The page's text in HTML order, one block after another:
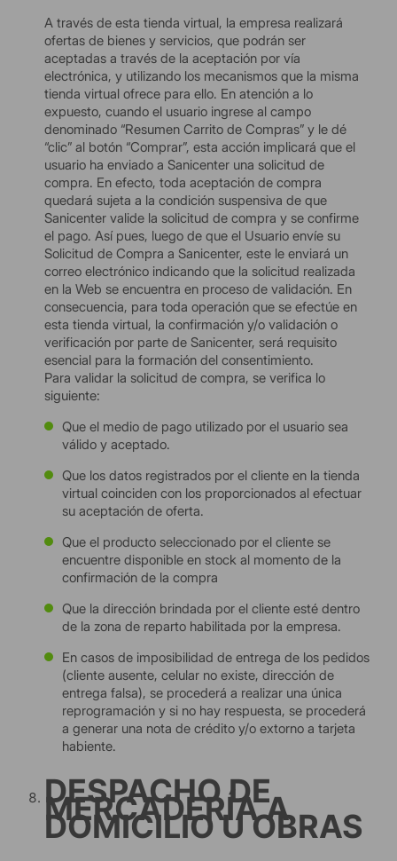
A través de esta tienda virtual, la empresa realizará
ofertas de bienes y servicios, que podrán ser
aceptadas a través de la aceptación por vía
electrónica, y utilizando los mecanismos que la misma
tienda virtual ofrece para ello. En atención a lo
expuesto, cuando el usuario ingrese al campo
denominado “Resumen Carrito de Compras” y le dé
“clic” al botón “Comprar”, esta acción implicará que el
usuario ha enviado a Sanicenter una solicitud de
compra. En efecto, toda aceptación de compra
quedará sujeta a la condición suspensiva de que
Sanicenter valide la solicitud de compra y se confirme
el pago. Así pues, luego de que el Usuario envíe su
Solicitud de Compra a Sanicenter, este le enviará un
correo electrónico indicando que la solicitud realizada
en la Web se encuentra en proceso de validación. En
consecuencia, para toda operación que se efectúe en
esta tienda virtual, la confirmación y/o validación o
verificación por parte de Sanicenter, será requisito
esencial para la formación del consentimiento.
Para validar la solicitud de compra, se verifica lo
siguiente:
Que el medio de pago utilizado por el usuario sea
válido y aceptado.
Que los datos registrados por el cliente en la tienda
virtual coinciden con los proporcionados al efectuar
su aceptación de oferta.
Que el producto seleccionado por el cliente se
encuentre disponible en stock al momento de la
confirmación de la compra
Que la dirección brindada por el cliente esté dentro
de la zona de reparto habilitada por la empresa.
En casos de imposibilidad de entrega de los pedidos
(cliente ausente, celular no existe, dirección de
entrega falsa), se procederá a realizar una única
reprogramación y si no hay respuesta, se procederá
a generar una nota de crédito y/o extorno a tarjeta
habiente.
DESPACHO DE
MERCADERÍA A
DOMICILIO U OBRAS